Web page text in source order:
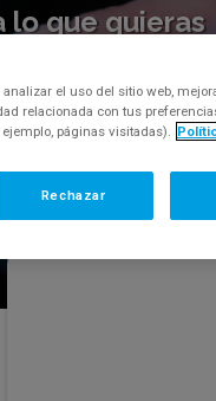
lo que quieras
por favor,
el uso del sitio web,
relacionada con tus
páginas visitadas).
Rechazar